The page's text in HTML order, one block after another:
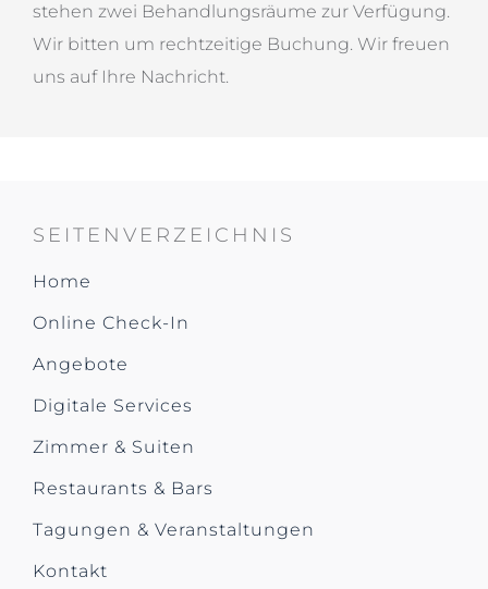
stehen zwei Behandlungsräume zur Verfügung.
Wir bitten um rechtzeitige Buchung. Wir freuen
uns auf Ihre Nachricht.
SEITENVERZEICHNIS
Home
Online Check-In
Angebote
Digitale Services
Zimmer & Suiten
Restaurants & Bars
Tagungen & Veranstaltungen
Kontakt